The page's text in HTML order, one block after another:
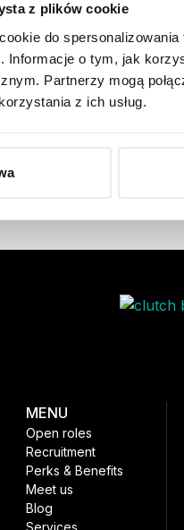
z plików cookie
do
Informacje o tym, jak
Partnerzy mogą
z ich usług.
Town
MENU
Open roles
Recruitment
Perks & Benefits
Meet us
Blog
Services